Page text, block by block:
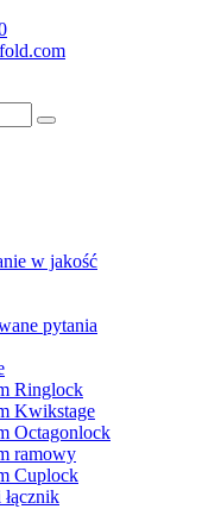
w jakość
pytania
Ringlock
Kwikstage
Octagonlock
ramowy
Cuplock